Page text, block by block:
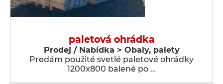
paletová ohrádka
Prodej / Nabídka > Obaly, palety
Predám použité svetlé paletové ohrádky
1200x800 balené po …